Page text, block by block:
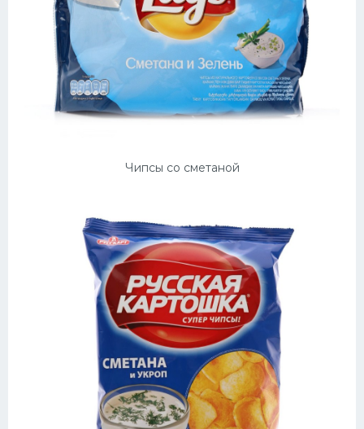
Чипсы со сметаной